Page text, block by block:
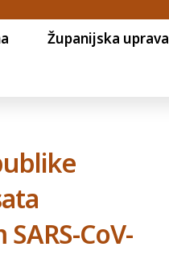
Županijska uprava
CoV-